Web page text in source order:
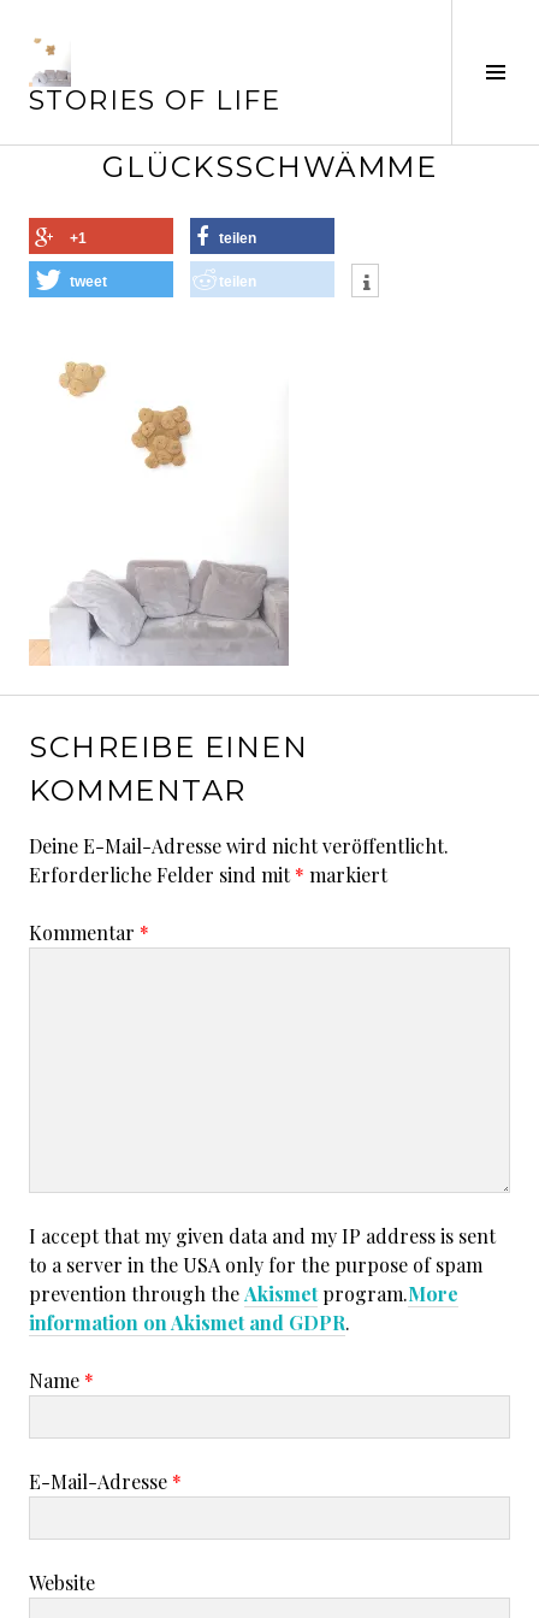
zum
Inhalt
STORIES OF LIFE
GLÜCKSSCHWÄMME
+1 teilen
tweet teilen
SCHREIBE EINEN
KOMMENTAR
Deine E-Mail-Adresse wird nicht veröffentlicht.
Erforderliche Felder sind mit* markiert
Kommentar *
I accept that my given data and my IP address is sent
to a server in the USA only for the purpose of spam
prevention through theAkismetprogram.More
information on Akismet and GDPR.
Name *
E-Mail-Adresse *
Website